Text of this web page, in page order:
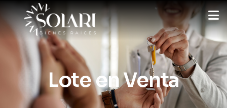
Lote en Venta